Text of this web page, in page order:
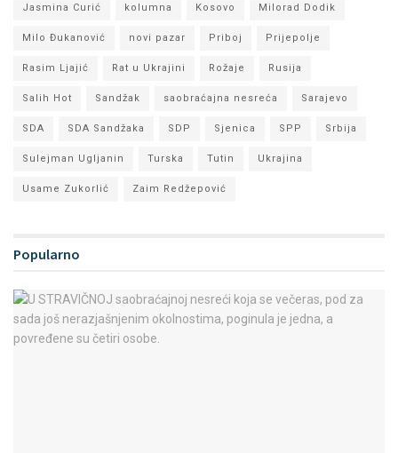
Jasmina Curić kolumna Kosovo Milorad Dodik
Milo Đukanović novi pazar Priboj Prijepolje
Rasim Ljajić Rat u Ukrajini Rožaje Rusija
Salih Hot Sandžak saobraćajna nesreća Sarajevo
SDA SDA Sandžaka SDP Sjenica SPP Srbija
Sulejman Ugljanin Turska Tutin Ukrajina
Usame Zukorlić Zaim Redžepović
Popularno